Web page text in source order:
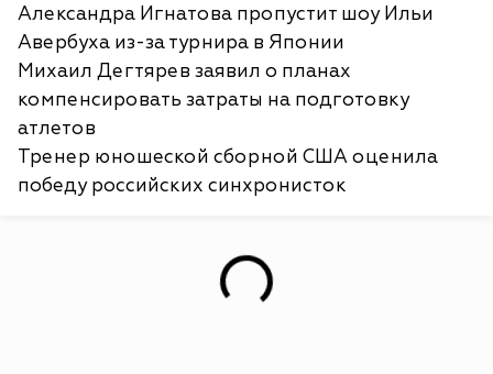
Александра Игнатова пропустит шоу Ильи
Авербуха из-за турнира в Японии
Михаил Дегтярев заявил о планах
компенсировать затраты на подготовку
атлетов
Тренер юношеской сборной США оценила
победу российских синхронисток